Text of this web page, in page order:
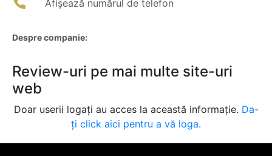
Afișează numărul de telefon
Despre companie:
Review-uri pe mai multe site-uri
web
Doar userii logați au acces la această informație. Da-
ți click aici pentru a vă loga.